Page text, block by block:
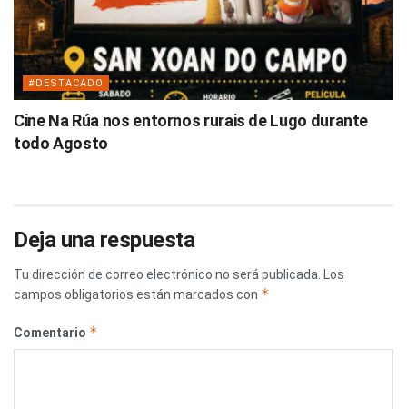
#DESTACADO
Cine Na Rúa nos entornos rurais de Lugo durante
todo Agosto
Deja una respuesta
Tu dirección de correo electrónico no será publicada. Los
campos obligatorios están marcados con *
Comentario *